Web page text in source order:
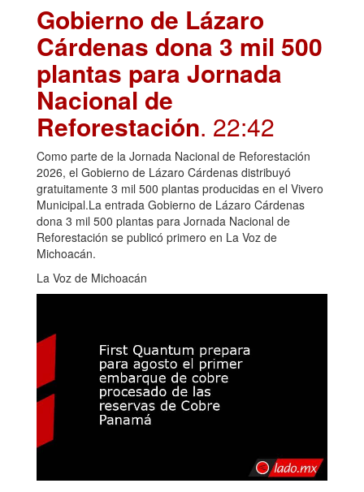
Gobierno de Lázaro
Cárdenas dona 3 mil 500
plantas para Jornada
Nacional de
Reforestación. 22:42
Como parte de la Jornada Nacional de Reforestación
2026, el Gobierno de Lázaro Cárdenas distribuyó
gratuitamente 3 mil 500 plantas producidas en el Vivero
Municipal.La entrada Gobierno de Lázaro Cárdenas
dona 3 mil 500 plantas para Jornada Nacional de
Reforestación se publicó primero en La Voz de
Michoacán.
La Voz de Michoacán